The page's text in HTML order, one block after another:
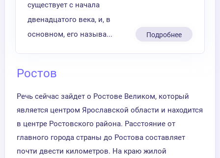
существует с начала
двенадцатого века, и, в
основном, его называ...
Подробнее
Ростов
Речь сейчас зайдет о Ростове Великом, который
является центром Ярославской области и находится
в центре Ростовского района. Расстояние от
главного города страны до Ростова составляет
почти двести километров. На краю жилой